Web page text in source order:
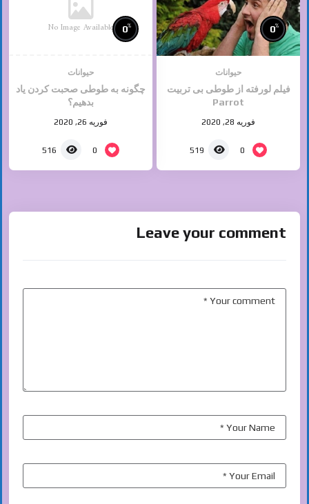
0%
حیوانات
فیلم لورفته از طوطی بی تربیت
Parrot
فوریه 28, 2020
0
519
No Image Available 0%
حیوانات
چگونه به طوطی صحبت کردن یاد
بدهیم؟
فوریه 26, 2020
0
516
Leave your comment